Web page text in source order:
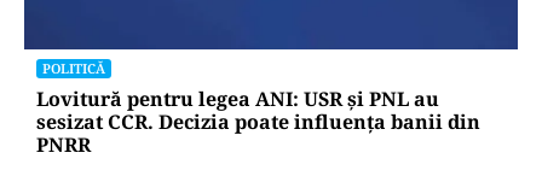
POLITICĂ
Lovitură pentru legea ANI: USR și PNL au
sesizat CCR. Decizia poate influența banii din
PNRR